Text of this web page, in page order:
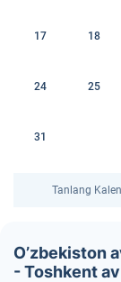
17 18
24 25
31
Tanlang
O’zbekiston
- Toshkent